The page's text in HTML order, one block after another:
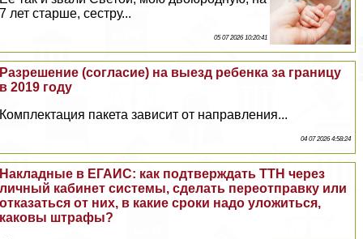
7 лет старше, сестру...
05 07 2026 10:20:41
Разрешение (согласие) на выезд ребенка за границу
в 2019 году
Комплектация пакета зависит от направления...
04 07 2026 4:58:24
Накладные в ЕГАИС: как подтверждать ТТН через
личный кабинет системы, сделать переотправку или
отказаться от них, в какие сроки надо уложиться,
каковы штрафы?